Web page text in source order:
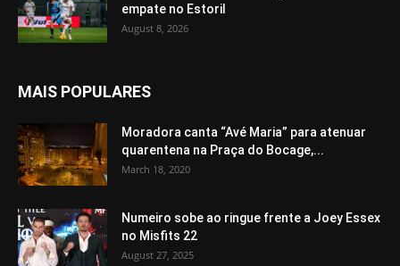
empate no Estoril
August 8, 2026
MAIS POPULARES
Moradora canta “Avé Maria” para atenuar
quarentena na Praça do Bocage,...
March 18, 2020
Numeiro sobe ao ringue frente a Joey Essex
no Misfits 22
August 27, 2025